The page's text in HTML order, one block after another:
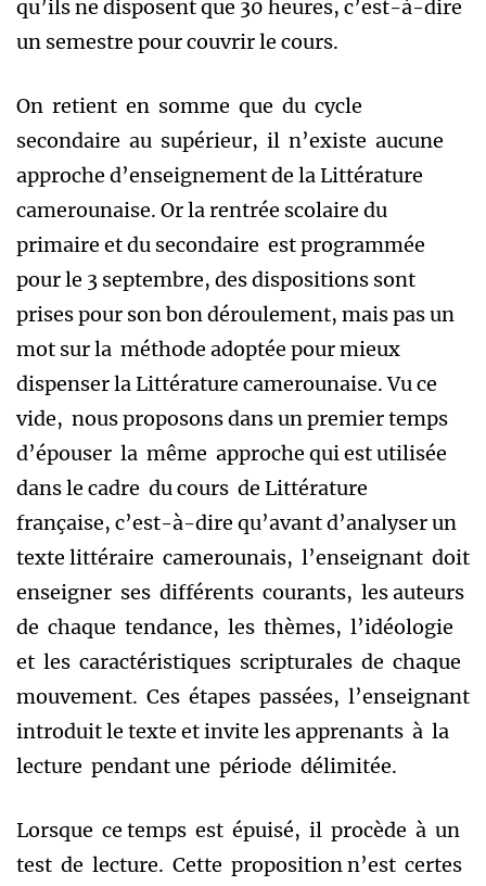
qu’ils ne disposent que 30 heures, c’est-à-dire
un semestre pour couvrir le cours.
On retient en somme que du cycle
secondaire au supérieur, il n’existe aucune
approche d’enseignement de la Littérature
camerounaise. Or la rentrée scolaire du
primaire et du secondaire est programmée
pour le 3 septembre, des dispositions sont
prises pour son bon déroulement, mais pas un
mot sur la méthode adoptée pour mieux
dispenser la Littérature camerounaise. Vu ce
vide, nous proposons dans un premier temps
d’épouser la même approche qui est utilisée
dans le cadre du cours de Littérature
française, c’est-à-dire qu’avant d’analyser un
texte littéraire camerounais, l’enseignant doit
enseigner ses différents courants, les auteurs
de chaque tendance, les thèmes, l’idéologie
et les caractéristiques scripturales de chaque
mouvement. Ces étapes passées, l’enseignant
introduit le texte et invite les apprenants à la
lecture pendant une période délimitée.
Lorsque ce temps est épuisé, il procède à un
test de lecture. Cette proposition n’est certes